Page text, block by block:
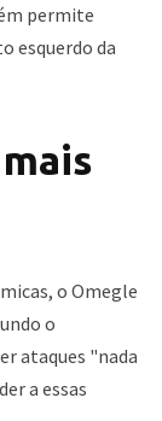
permite
esquerdo da
o Omegle
o
ataques "nada
a essas